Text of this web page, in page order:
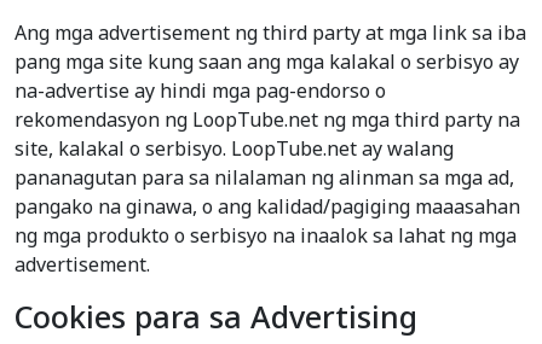
Ang mga advertisement ng third party at mga link sa iba
pang mga site kung saan ang mga kalakal o serbisyo ay
na-advertise ay hindi mga pag-endorso o
rekomendasyon ng LoopTube.net ng mga third party na
site, kalakal o serbisyo. LoopTube.net ay walang
pananagutan para sa nilalaman ng alinman sa mga ad,
pangako na ginawa, o ang kalidad/pagiging maaasahan
ng mga produkto o serbisyo na inaalok sa lahat ng mga
advertisement.
Cookies para sa Advertising